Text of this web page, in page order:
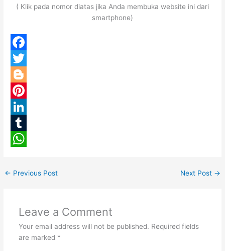
( Klik pada nomor diatas jika Anda membuka website ini dari
smartphone)
F
a
c
e
o
k
T
w
t
B
g
e
P
n
ek
T
m
h
← Previous Post Next Post →
Leave a Comment
Your email address will not be published. Required fields
are marked *